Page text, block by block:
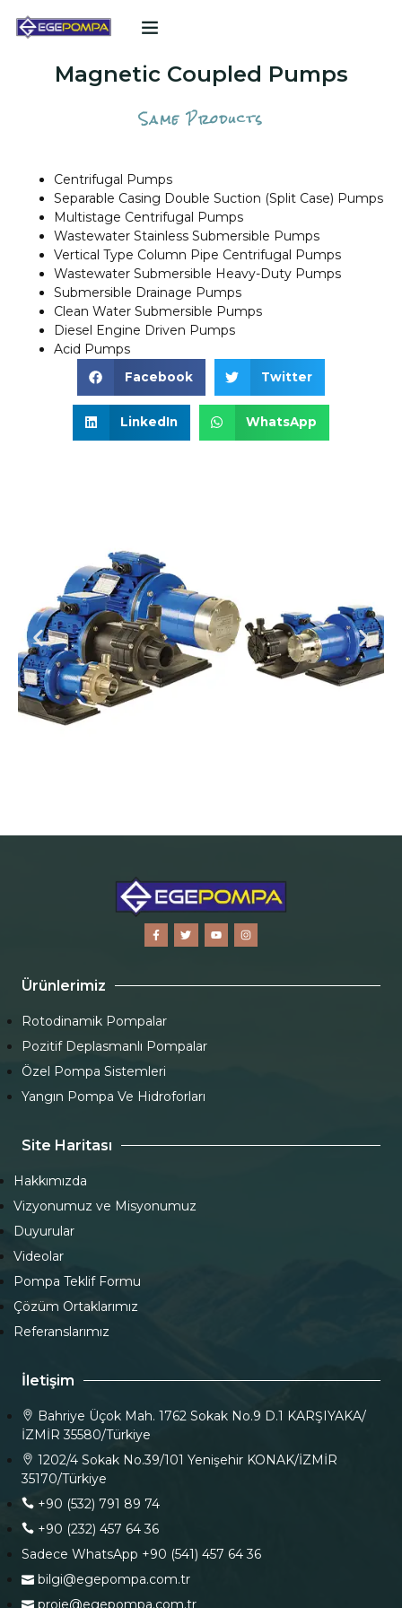
Magnetic Coupled Pumps
Same Products
Centrifugal Pumps
Separable Casing Double Suction (Split Case) Pumps
Multistage Centrifugal Pumps
Wastewater Stainless Submersible Pumps
Vertical Type Column Pipe Centrifugal Pumps
Wastewater Submersible Heavy-Duty Pumps
Submersible Drainage Pumps
Clean Water Submersible Pumps
Diesel Engine Driven Pumps
Acid Pumps
Facebook Twitter
LinkedIn WhatsApp
Ürünlerimiz
Rotodinamik Pompalar
Pozitif Deplasmanlı Pompalar
Özel Pompa Sistemleri
Yangın Pompa Ve Hidroforları
Site Haritası
Hakkımızda
Vizyonumuz ve Misyonumuz
Duyurular
Videolar
Pompa Teklif Formu
Çözüm Ortaklarımız
Referanslarımız
İletişim
Bahriye Üçok Mah. 1762 Sokak No.9 D.1 KARŞIYAKA/
İZMİR 35580/Türkiye
1202/4 Sokak No.39/101 Yenişehir KONAK/İZMİR
35170/Türkiye
+90 (532) 791 89 74
+90 (232) 457 64 36
Sadece WhatsApp +90 (541) 457 64 36
bilgi@egepompa.com.tr
proje@egepompa.com.tr